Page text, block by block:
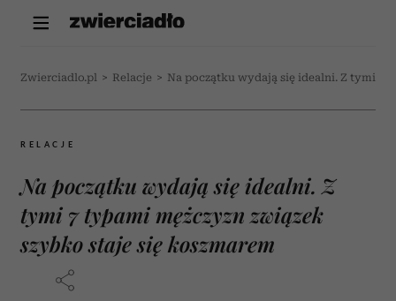
Zwierciadlo.pl > Relacje > Na początku wydają się idealni. Z tymi 7
RELACJE
Na początku wydają się idealni. Z
tymi 7 typami mężczyzn związek
szybko staje się koszmarem